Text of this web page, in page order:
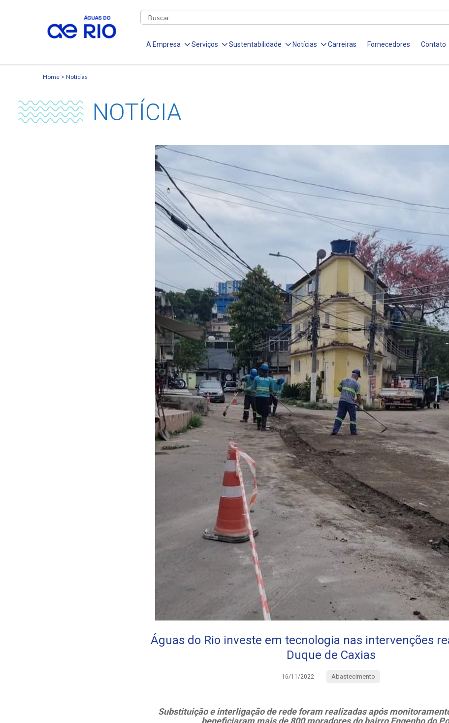
A Empresa Serviços Sustentabilidade Notícias Carreiras Fornecedores Contato
Home Notícias
NOTÍCIA
Águas do Rio investe em tecnologia nas intervenções
Duque de Caxias
16/11/2022 Abastecimento
Substituição e interligação de rede foram realizadas após
beneficiaram mais de 800 moradores do bairro Engenho do